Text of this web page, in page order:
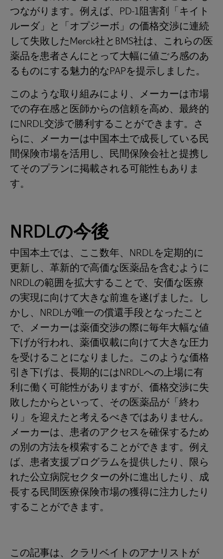
つながります。例えば、PD-1阻害剤「キイト
ルーダ」と「オプジーボ」の価格交渉に連続
して失敗したMerck社とBMS社は、これらの医
薬品を患者さんにとって大幅に値ごろ感のあ
るものにする魅力的なPAPを提示しました。
このような取り組みにより、メーカーは市場
での存在感と医師からの信頼を高め、最終的
にNRDL交渉で勝利することができます。さ
らに、メーカーは中国本土で成長している民
間保険市場を活用し、民間保険会社と提携し
てそのプランに掲載される可能性もありま
す。
NRDLの今後
中国本土では、ここ数年、NRDLを定期的に
更新し、革新的で高価な医薬品を含むように
NRDLの範囲を拡大することで、安価な医療
の実現に向けて大きな前進を遂げました。し
かし、NRDLが唯一の償還手段となったこと
で、メーカーは薬価交渉の際に毎年大幅な値
下げが行われ、薬価収載に向けて大きな圧力
を受けることになりました。このような価格
引き下げは、長期的にはNRDLへの上場に有
利に働く可能性がありますが、価格交渉に失
敗したからといって、その医薬品が「終わ
り」を迎えたと考えるべきではありません。
メーカーは、患者のアクセスを確保するため
の別の方法を模索することができます。例え
ば、患者支援プログラムを提供したり、限ら
れた公立病院セクターの外に進出したり、成
長する民間医療保険市場の獲得に注力したり
することができます。
この記事は、クラリベイトのアナリストが